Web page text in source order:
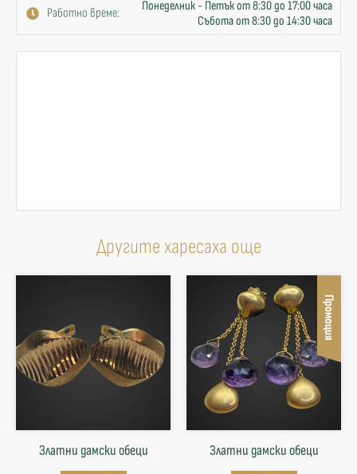
Работно време:
Понеделник - Петък от 8:30 до 17:00 часа
Събота от 8:30 до 14:30 часа
Другите харесаха още
Златни дамски обеци
Промоция
Златни дамски обеци